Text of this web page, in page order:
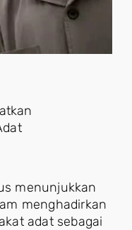
menunjukkan
menghadirkan
adat sebagai